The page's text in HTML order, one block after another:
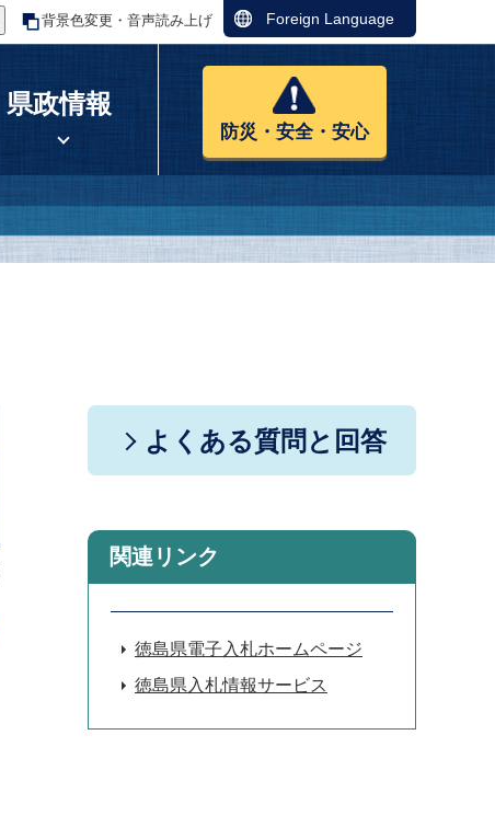
背景色変更・音声読み上げ Foreign Language
県政情報
防災・安全・安心
よくある質問と回答
関連リンク
徳島県電子入札ホームページ
徳島県入札情報サービス